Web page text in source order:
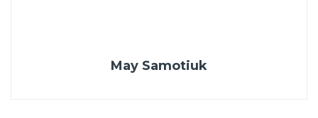
May Samotiuk